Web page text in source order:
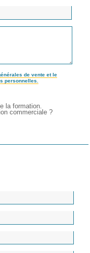
de vente et le
personnelles.
la formation.
commerciale ?